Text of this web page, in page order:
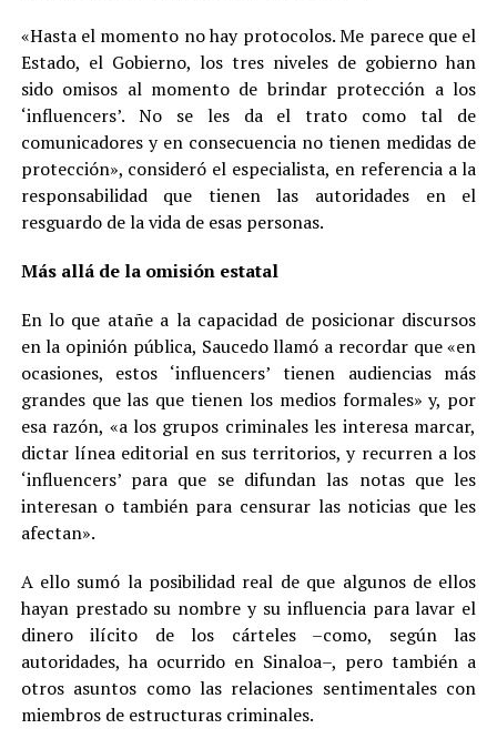
«Hasta el momento no hay protocolos. Me parece que el
Estado, el Gobierno, los tres niveles de gobierno han
sido omisos al momento de brindar protección a los
‘influencers’. No se les da el trato como tal de
comunicadores y en consecuencia no tienen medidas de
protección», consideró el especialista, en referencia a la
responsabilidad que tienen las autoridades en el
resguardo de la vida de esas personas.
Más allá de la omisión estatal
En lo que atañe a la capacidad de posicionar discursos
en la opinión pública, Saucedo llamó a recordar que «en
ocasiones, estos ‘influencers’ tienen audiencias más
grandes que las que tienen los medios formales» y, por
esa razón, «a los grupos criminales les interesa marcar,
dictar línea editorial en sus territorios, y recurren a los
‘influencers’ para que se difundan las notas que les
interesan o también para censurar las noticias que les
afectan».
A ello sumó la posibilidad real de que algunos de ellos
hayan prestado su nombre y su influencia para lavar el
dinero ilícito de los cárteles –como, según las
autoridades, ha ocurrido en Sinaloa–, pero también a
otros asuntos como las relaciones sentimentales con
miembros de estructuras criminales.